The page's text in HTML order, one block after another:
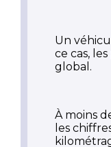
Un
ce cas,
global.
À moins
les